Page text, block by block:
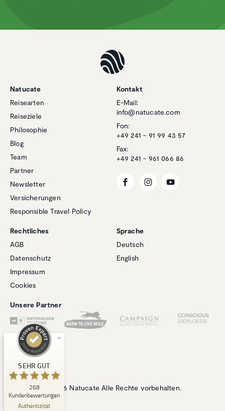
Natucate
Reisearten
Reiseziele
Philosophie
Blog
Team
Partner
Newsletter
Versicherungen
Responsible Travel Policy
Kontakt
E-Mail:
info@natucate.com
Fon:
+49 241 - 91 99 43 57
Fax:
+49 241 - 961 066 86
Rechtliches
AGB
Datenschutz
Impressum
Cookies
Sprache
Deutsch
English
Unsere Partner
© 2026 Natucate Alle Rechte vorbehalten.
SEHR GUT
268
Kundenbewertungen
Authentizität
Kundenbewertungen und Erfahrungen zu
Empfehlungen auf
ProvenExpert.com
SEHR GUT
4,94
/
5,00
267
anderen Quellen
Blick aufs ProvenExpert-Profil werfen